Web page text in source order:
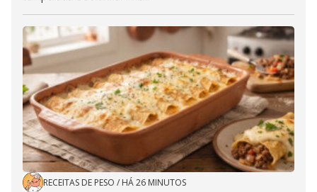
RECEITAS DE PESO / HÁ 26 MINUTOS